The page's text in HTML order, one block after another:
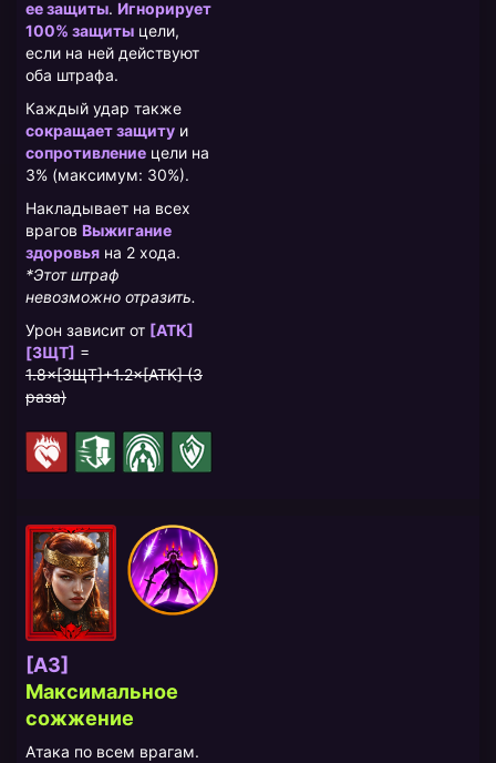
ее защиты. Игнорирует
100% защиты цели,
если на ней действуют
оба штрафа.
Каждый удар также
сокращает защиту и
сопротивление цели на
3% (максимум: 30%).
Накладывает на всех
врагов Выжигание
здоровья на 2 хода.
*Этот штраф
невозможно отразить.
Урон зависит от [АТК]
[ЗЩТ] =
1.8×[ЗЩТ]+1.2×[АТК] (3
раза)
[A3]
Максимальное
сожжение
Атака по всем врагам.